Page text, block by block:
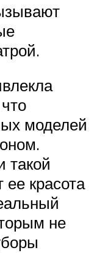
моделей
такой
красота
не